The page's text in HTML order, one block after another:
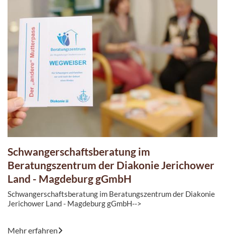
Schwangerschaftsberatung im
Beratungszentrum der Diakonie Jerichower
Land - Magdeburg gGmbH
Schwangerschaftsberatung im Beratungszentrum der Diakonie
Jerichower Land - Magdeburg gGmbH-->
Mehr erfahren